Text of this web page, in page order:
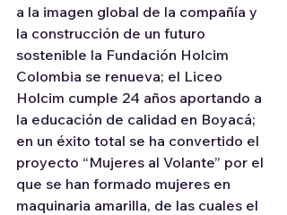
a la imagen global de la compañía y
la construcción de un futuro
sostenible la Fundación Holcim
Colombia se renueva; el Liceo
Holcim cumple 24 años aportando a
la educación de calidad en Boyacá;
en un éxito total se ha convertido el
proyecto “Mujeres al Volante” por el
que se han formado mujeres en
maquinaria amarilla, de las cuales el